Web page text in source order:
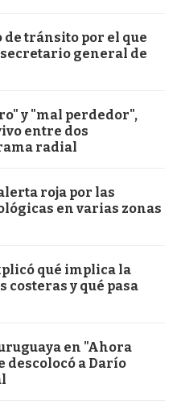
de tránsito por el que
general de
y "mal perdedor",
entre dos
radial
roja por las
en varias zonas
qué implica la
costeras y qué pasa
en "Ahora
descolocó a Darío